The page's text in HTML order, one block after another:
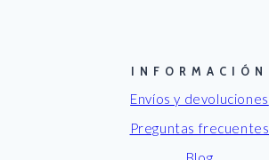
INFORMACIÓN
Envíos y devoluciones
Preguntas frecuentes